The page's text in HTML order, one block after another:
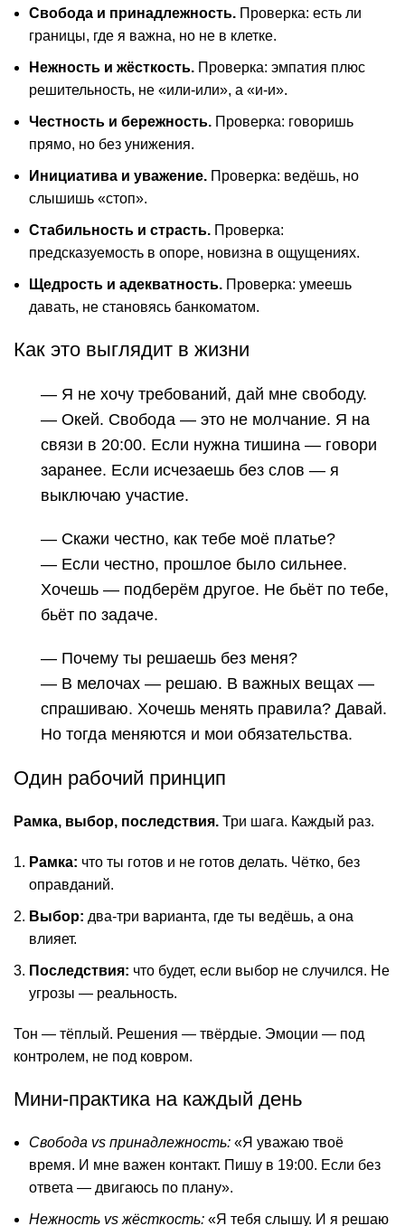
Свобода и принадлежность. Проверка: есть ли
границы, где я важна, но не в клетке.
Нежность и жёсткость. Проверка: эмпатия плюс
решительность, не «или-или», а «и-и».
Честность и бережность. Проверка: говоришь
прямо, но без унижения.
Инициатива и уважение. Проверка: ведёшь, но
слышишь «стоп».
Стабильность и страсть. Проверка:
предсказуемость в опоре, новизна в ощущениях.
Щедрость и адекватность. Проверка: умеешь
давать, не становясь банкоматом.
Как это выглядит в жизни
— Я не хочу требований, дай мне свободу.
— Окей. Свобода — это не молчание. Я на
связи в 20:00. Если нужна тишина — говори
заранее. Если исчезаешь без слов — я
выключаю участие.
— Скажи честно, как тебе моё платье?
— Если честно, прошлое было сильнее.
Хочешь — подберём другое. Не бьёт по тебе,
бьёт по задаче.
— Почему ты решаешь без меня?
— В мелочах — решаю. В важных вещах —
спрашиваю. Хочешь менять правила? Давай.
Но тогда меняются и мои обязательства.
Один рабочий принцип
Рамка, выбор, последствия. Три шага. Каждый раз.
Рамка: что ты готов и не готов делать. Чётко, без
оправданий.
Выбор: два-три варианта, где ты ведёшь, а она
влияет.
Последствия: что будет, если выбор не случился. Не
угрозы — реальность.
Тон — тёплый. Решения — твёрдые. Эмоции — под
контролем, не под ковром.
Мини-практика на каждый день
Свобода vs принадлежность: «Я уважаю твоё
время. И мне важен контакт. Пишу в 19:00. Если без
ответа — двигаюсь по плану».
Нежность vs жёсткость: «Я тебя слышу. И я решаю